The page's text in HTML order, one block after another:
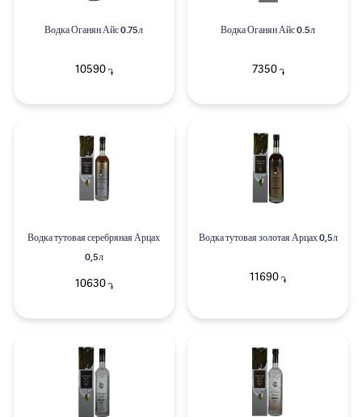
Водка Оганян Айс 0.75л
10590֏
Водка Оганян Айс 0.5л
7350֏
Водка тутовая серебряная Арцах
0,5л
10630֏
Водка тутовая золотая Арцах 0,5л
11690 ֏